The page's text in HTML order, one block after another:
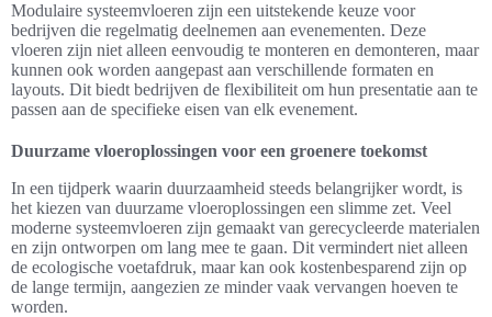
Modulaire systeemvloeren zijn een uitstekende keuze voor
bedrijven die regelmatig deelnemen aan evenementen. Deze
vloeren zijn niet alleen eenvoudig te monteren en demonteren, maar
kunnen ook worden aangepast aan verschillende formaten en
layouts. Dit biedt bedrijven de flexibiliteit om hun presentatie aan te
passen aan de specifieke eisen van elk evenement.
Duurzame vloeroplossingen voor een groenere toekomst
In een tijdperk waarin duurzaamheid steeds belangrijker wordt, is
het kiezen van duurzame vloeroplossingen een slimme zet. Veel
moderne systeemvloeren zijn gemaakt van gerecycleerde materialen
en zijn ontworpen om lang mee te gaan. Dit vermindert niet alleen
de ecologische voetafdruk, maar kan ook kostenbesparend zijn op
de lange termijn, aangezien ze minder vaak vervangen hoeven te
worden.